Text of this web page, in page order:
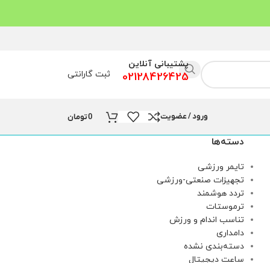
پشتیبانی آنلاین
02128426425 ثبت گارانتی
ورود / عضویت 0تومان
دسته‌ها
تایمر ورزشی
تجهیزات صنعتی-ورزشی
تردد هوشمند
ترموستات
تناسب اندام و ورزش
دامداری
دسته‌بندی نشده
ساعت دیجیتال